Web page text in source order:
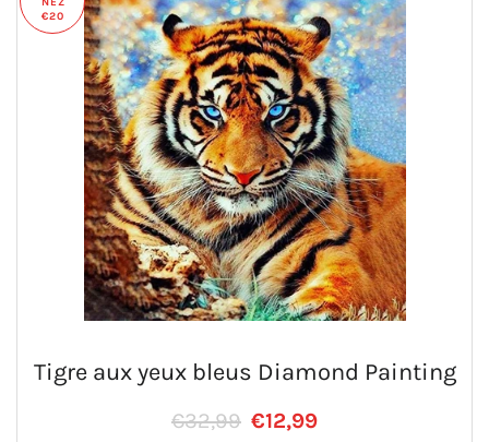
€20
Tigre aux yeux bleus Diamond Painting
Prix régulier
€32,99 PRIX RÉDUIT
€12,99